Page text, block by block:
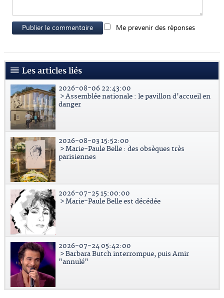
Publier le commentaire Me prevenir des réponses
Les articles liés
2026-08-06 22:43:00
> Assemblée nationale : le pavillon d'accueil en
danger
2026-08-03 15:52:00
> Marie-Paule Belle : des obsèques très
parisiennes
2026-07-25 15:00:00
> Marie-Paule Belle est décédée
2026-07-24 05:42:00
> Barbara Butch interrompue, puis Amir
"annulé"